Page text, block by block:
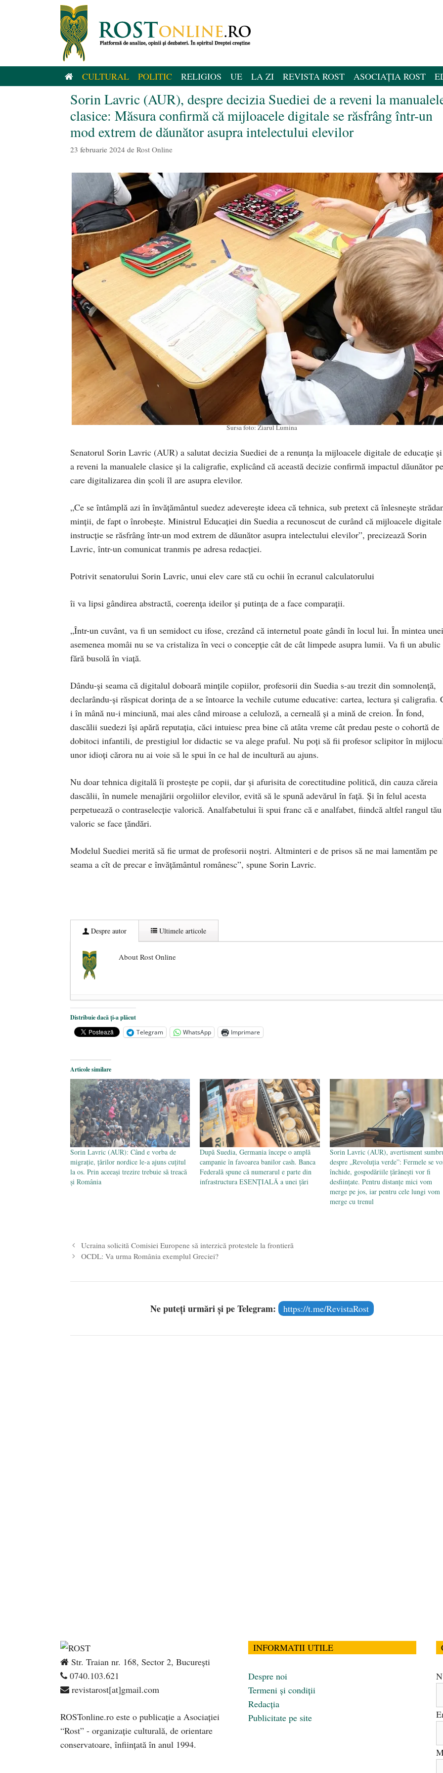
CULTURAL POLITIC RELIGIOS UE LA ZI REVISTA ROST ASOCIAȚIA ROST
Sorin Lavric (AUR), despre decizia Suediei de a reveni la
clasice: Măsura confirmă că mijloacele digitale se răsfrâng într-un
mod extrem de dăunător asupra intelectului elevilor
23 februarie 2024 de Rost Online
Sursa foto: Ziarul Lumina
Senatorul Sorin Lavric (AUR) a salutat decizia Suediei de a renunța la mijloacele digitale de educație
a reveni la manualele clasice și la caligrafie, explicând că această decizie confirmă impactul dăunător pe
care digitalizarea din școli îl are asupra elevilor.
„Ce se întâmplă azi în învățământul suedez adeverește ideea că tehnica, sub pretext că înlesnește
minții, de fapt o înrobește. Ministrul Educației din Suedia a recunoscut de curând că mijloacele
instrucție se răsfrâng într-un mod extrem de dăunător asupra intelectului elevilor”, precizează Sorin
Lavric, într-un comunicat tranmis pe adresa redacției.
Potrivit senatorului Sorin Lavric, unui elev care stă cu ochii în ecranul calculatorului
îi va lipsi gândirea abstractă, coerența ideilor și putința de a face comparații.
„Într-un cuvânt, va fi un semidoct cu ifose, crezând că internetul poate gândi în locul lui. În mintea unei
asemenea momâi nu se va cristaliza în veci o concepție cât de cât limpede asupra lumii. Va fi un abulic
fără busolă în viață.
Dându-și seama că digitalul doboară mințile copiilor, profesorii din Suedia s-au trezit din somnolență,
declarându-și răspicat dorința de a se întoarce la vechile cutume educative: cartea, lectura și caligrafia.
i în mână nu-i minciună, mai ales când miroase a celuloză, a cerneală și a mină de creion. În fond,
dascălii suedezi își apără reputația, căci intuiesc prea bine că atâta vreme cât predau peste o cohortă de
dobitoci infantili, de prestigiul lor didactic se va alege praful. Nu poți să fii profesor sclipitor în
unor idioți cărora nu ai voie să le spui în ce hal de incultură au ajuns.
Nu doar tehnica digitală îi prostește pe copii, dar și afurisita de corectitudine politică, din cauza căreia
dascălii, în numele menajării orgoliilor elevilor, evită să le spună adevărul în față. Și în felul acesta
perpetuează o contraselecție valorică. Analfabetului îi spui franc că e analfabet, fiindcă altfel rangul tău
valoric se face țăndări.
Modelul Suediei merită să fie urmat de profesorii noștri. Altminteri e de prisos să ne mai lamentăm pe
seama a cît de precar e învățământul românesc”, spune Sorin Lavric.
Despre autor Ultimele articole
About Rost Online
Dezvăluiri cutremurătoare despre președintele Ucrainei, Volodymyr Zelensky
Statul care servește Națiunea - 21 aprilie 2026
Legea Vexler produce efecte. Bustul poetului Octavian Goga, înlăturat din Iași
Distribuie dacă ți-a plăcut
Telegram
WhatsApp Imprimare
Articole similare
Sorin Lavric (AUR): Când e vorba de
migrație, țărilor nordice le-a ajuns cuțitul
la os. Prin aceeași trezire trebuie să treacă
și România
După Suedia, Germania începe o amplă
campanie în favoarea banilor cash. Banca
Federală spune că numerarul e parte din
infrastructura ESENȚIALĂ a unei țări
Sorin Lavric (AUR), avertisment
despre „Revoluția verde”: Fermele se
închide, gospodăriile țărănești vor fi
desființate. Pentru distanțe mici vom
merge pe jos, iar pentru cele lungi vom
merge cu trenul
Ucraina solicită Comisiei Europene să interzică protestele la frontieră
OCDL: Va urma România exemplul Greciei?
Ne puteți urmări și pe Telegram: https://t.me/RevistaRost
Str. Traian nr. 168, Sector 2, București
0740.103.621
revistarost[at]gmail.com
ROSTonline.ro este o publicaţie a Asociaţiei
“Rost” - organizaţie culturală, de orientare
conservatoare, înfiinţată în anul 1994.
INFORMATII UTILE
Despre noi
Termeni și condiții
Redacția
Publicitate pe site